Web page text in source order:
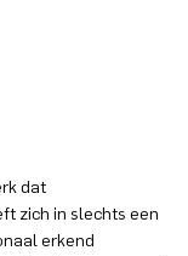
dat
zich in slechts een
erkend